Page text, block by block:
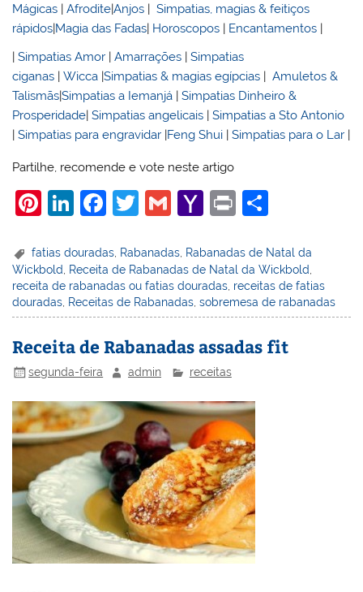
Mágicas |Afrodite|Anjos |Simpatias, magias & feitiços
rápidos|Magia das Fadas| Horoscopos | Encantamentos |
|Simpatias Amor |Amarrações |Simpatias
ciganas |Wicca |Simpatias & magias egípcias |Amuletos &
Talismãs|Simpatias a Iemanjá |Simpatias Dinheiro &
Prosperidade|Simpatias angelicais |Simpatias a Sto Antonio
|Simpatias para engravidar |Feng Shui |Simpatias para o Lar |
Partilhe, recomende e vote neste artigo
Pi
er
e
st
Li
k
e
dI
n
F
c
e
b
o
k
T
itt
er
G
ai
l
Y
h
o
o
ai
l
Pr
t
ar
e
fatias douradas Rabanadas Rabanadas de Natal da
Wickbold, Receita de Rabanadas de Natal da Wickbold,
receita de rabanadas ou fatias douradas, receitas de fatias
douradas, Receitas de Rabanadas,sobremesa de rabanadas
Receita de Rabanadas assadas fit
segunda-feira admin receitas